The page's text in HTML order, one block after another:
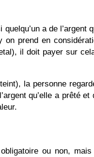
a de l’argent
prend en
il doit payer sur
la personne
qu’elle a prêté
ou non,